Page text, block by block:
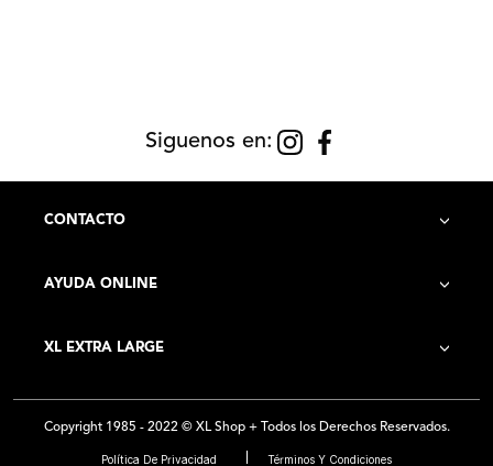
Siguenos en:
CONTACTO
AYUDA ONLINE
Contacto
Preguntas Frecuentes
XL EXTRA LARGE
Historia de la Empresa
Copyright 1985 - 2022 © XL Shop + Todos los Derechos Reservados.
Política De Privacidad Términos Y Condiciones